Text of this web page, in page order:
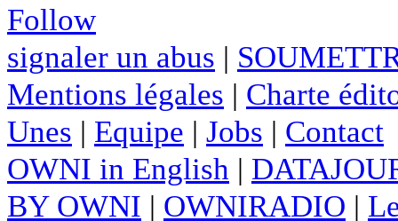
Follow
signaler un abus |
Mentions légales | Charte
Unes | Equipe | Jobs | Contact
OWNI in English |
BY OWNI | OWNIRADIO |